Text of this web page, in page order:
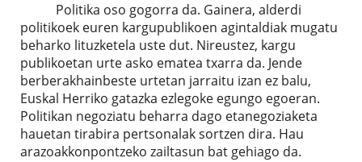
Politika oso gogorra da. Gainera, alderdi
politikoek euren kargupublikoen agintaldiak mugatu
beharko lituzketela uste dut. Nireustez, kargu
publikoetan urte asko ematea txarra da. Jende
berberakhainbeste urtetan jarraitu izan ez balu,
Euskal Herriko gatazka ezlegoke egungo egoeran.
Politikan negoziatu beharra dago etanegoziaketa
hauetan tirabira pertsonalak sortzen dira. Hau
arazoakkonpontzeko zailtasun bat gehiago da.